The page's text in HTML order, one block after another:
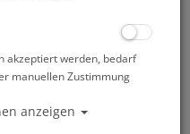
akzeptiert werden, bedarf
manuellen Zustimmung
anzeigen